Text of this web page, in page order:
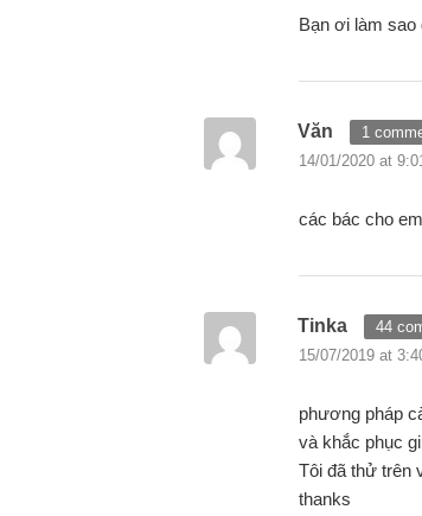
Bạn ơi làm sao
Văn
1
14/01/2020 at
các bác cho
Tinka
44
15/07/2019 at
phương pháp
và khắc phục
Tôi đã thử trên
thanks